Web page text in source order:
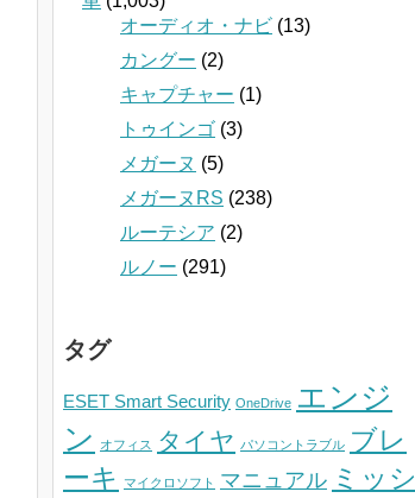
オーディオ・ナビ (13)
カングー (2)
キャプチャー (1)
トゥインゴ (3)
メガーヌ (5)
メガーヌRS (238)
ルーテシア (2)
ルノー (291)
タグ
ESET Smart Security OneDrive エンジ
ン
オフィス タイヤ パソコントラブル ブレ
ーキ
マイクロソフト マニュアル ミッシ